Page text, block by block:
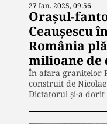
27 Ian. 2025, 09:56
Orașul-
Ceaușescu
România
milioane
În afara granițelor
construit de
Dictatorul și-a